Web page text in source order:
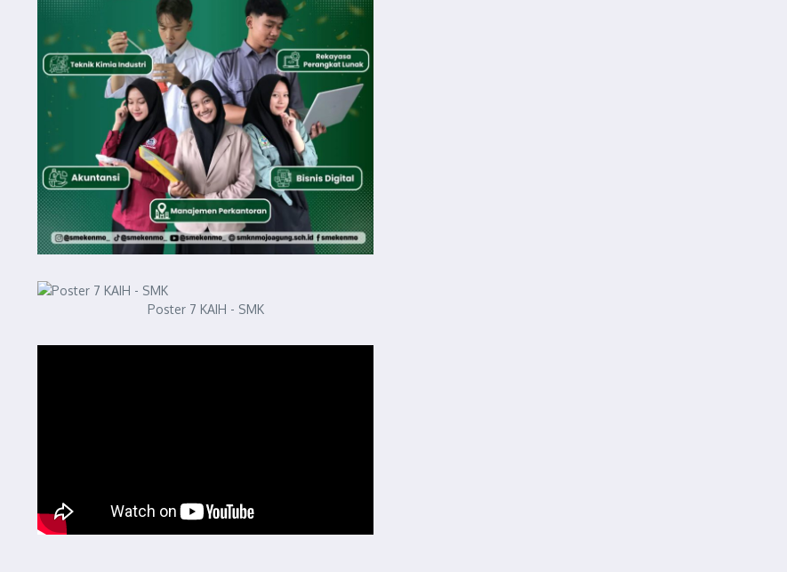
Poster 7 KAIH - SMK